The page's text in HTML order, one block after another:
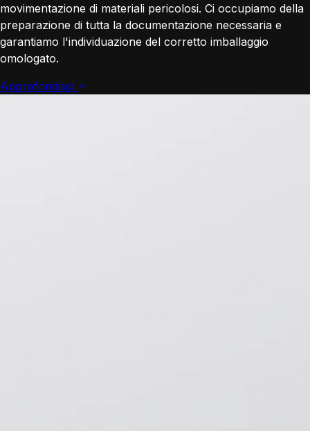
movimentazione di materiali pericolosi. Ci occupiamo della
preparazione di tutta la documentazione necessaria e
garantiamo l'individuazione del corretto imballaggio
omologato.
Approfondisci